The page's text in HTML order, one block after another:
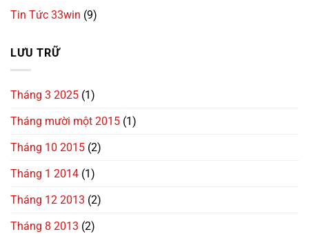
Tin Tức 33win (9)
LƯU TRỮ
Tháng 3 2025 (1)
Tháng mười một 2015 (1)
Tháng 10 2015 (2)
Tháng 1 2014 (1)
Tháng 12 2013 (2)
Tháng 8 2013 (2)